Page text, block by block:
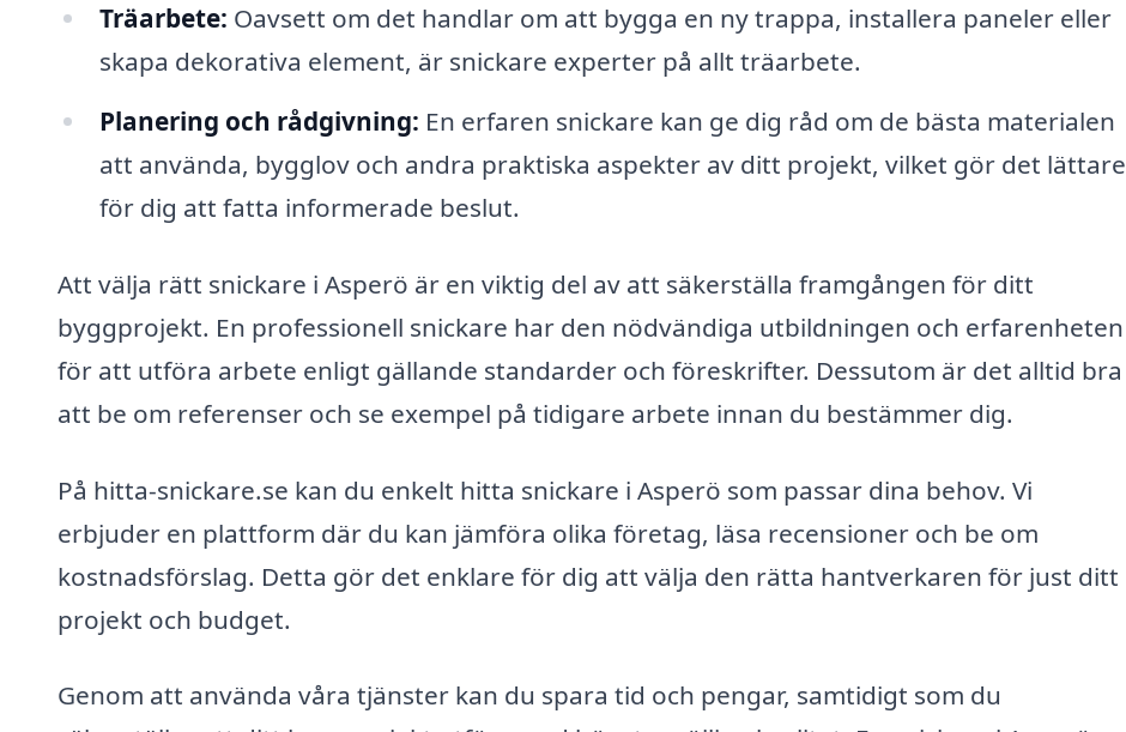
Träarbete: Oavsett om det handlar om att bygga en ny trappa, installera paneler eller
skapa dekorativa element, är snickare experter på allt träarbete.
Planering och rådgivning: En erfaren snickare kan ge dig råd om de bästa materialen
att använda, bygglov och andra praktiska aspekter av ditt projekt, vilket gör det lättare
för dig att fatta informerade beslut.
Att välja rätt snickare i Asperö är en viktig del av att säkerställa framgången för ditt
byggprojekt. En professionell snickare har den nödvändiga utbildningen och erfarenheten
för att utföra arbete enligt gällande standarder och föreskrifter. Dessutom är det alltid bra
att be om referenser och se exempel på tidigare arbete innan du bestämmer dig.
På hitta-snickare.se kan du enkelt hitta snickare i Asperö som passar dina behov. Vi
erbjuder en plattform där du kan jämföra olika företag, läsa recensioner och be om
kostnadsförslag. Detta gör det enklare för dig att välja den rätta hantverkaren för just ditt
projekt och budget.
Genom att använda våra tjänster kan du spara tid och pengar, samtidigt som du